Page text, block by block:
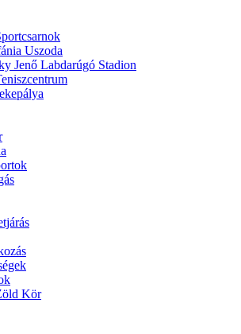
Uszoda
Jenő Labdarúgó Stadion
Kör